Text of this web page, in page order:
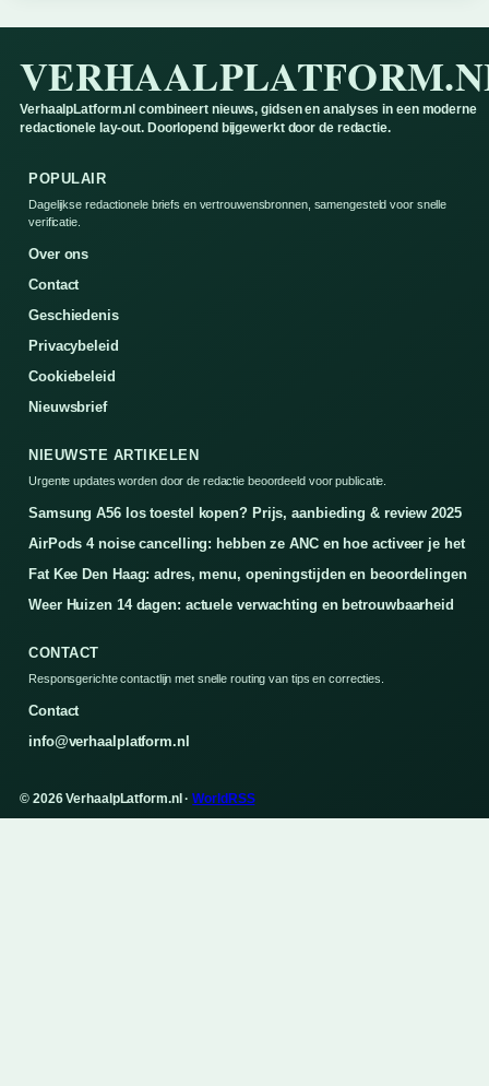
VerhaalpLatform.nl combineert nieuws, gidsen en analyses in een moderne
redactionele lay-out. Doorlopend bijgewerkt door de redactie.
POPULAIR
Dagelijkse redactionele briefs en vertrouwensbronnen, samengesteld voor snelle
verificatie.
Over ons
Contact
Geschiedenis
Privacybeleid
Cookiebeleid
Nieuwsbrief
NIEUWSTE ARTIKELEN
Urgente updates worden door de redactie beoordeeld voor publicatie.
Samsung A56 los toestel kopen? Prijs, aanbieding & review 2025
AirPods 4 noise cancelling: hebben ze ANC en hoe activeer je het
Fat Kee Den Haag: adres, menu, openingstijden en beoordelingen
Weer Huizen 14 dagen: actuele verwachting en betrouwbaarheid
CONTACT
Responsgerichte contactlijn met snelle routing van tips en correcties.
Contact
info@verhaalplatform.nl
© 2026 VerhaalpLatform.nl ·WorldRSS